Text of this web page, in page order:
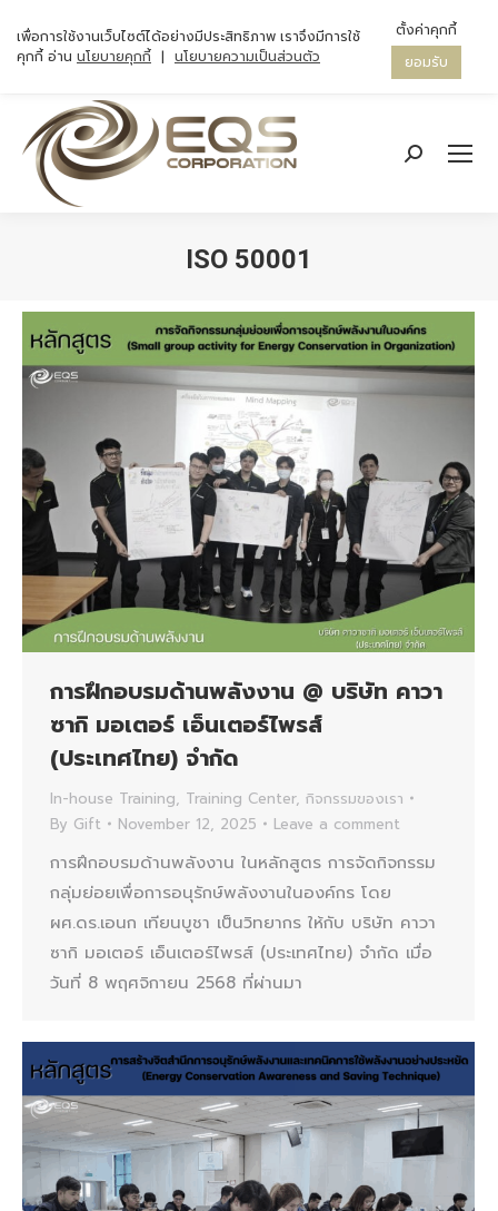
Search:
ISO 50001
การฝึกอบรมด้านพลังงาน @ บริษัท คาวา
ซากิ มอเตอร์ เอ็นเตอร์ไพรส์
(ประเทศไทย) จำกัด
In-house Training, Training Center, กิจกรรมของเรา
By Gift November 12, 2025 Leave a comment
การฝึกอบรมด้านพลังงาน ในหลักสูตร การจัดกิจกรรม
กลุ่มย่อยเพื่อการอนุรักษ์พลังงานในองค์กร โดย
ผศ.ดร.เอนก เทียนบูชา เป็นวิทยากร ให้กับ บริษัท คาวา
ซากิ มอเตอร์ เอ็นเตอร์ไพรส์ (ประเทศไทย) จำกัด เมื่อ
วันที่ 8 พฤศจิกายน 2568 ที่ผ่านมา
เพื่อการใช้งานเว็บไซต์ได้อย่างมีประสิทธิภาพ เราจึงมีการใช้
คุกกี้ อ่าน นโยบายคุกกี้ | นโยบายความเป็นส่วนตัว
ตั้งค่าคุกกี้
ยอมรับ